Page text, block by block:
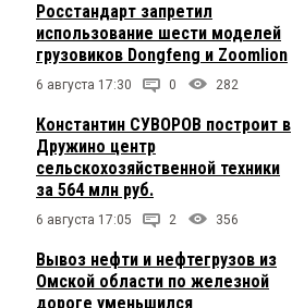
Росстандарт запретил
использование шести моделей
грузовиков Dongfeng и Zoomlion
6 августа 17:30 0 282
Константин СУВОРОВ построит в
Дружино центр
сельскохозяйственной техники
за 564 млн руб.
6 августа 17:05 2 356
Вывоз нефти и нефтегрузов из
Омской области по железной
дороге уменьшился